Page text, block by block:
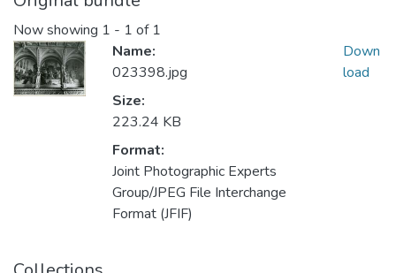
Now showing 1 - 1 of 1
Name:
023398.jpg
Size:
223.24 KB
Format:
Joint Photographic Experts
Group/JPEG File Interchange
Format (JFIF)
Down
load